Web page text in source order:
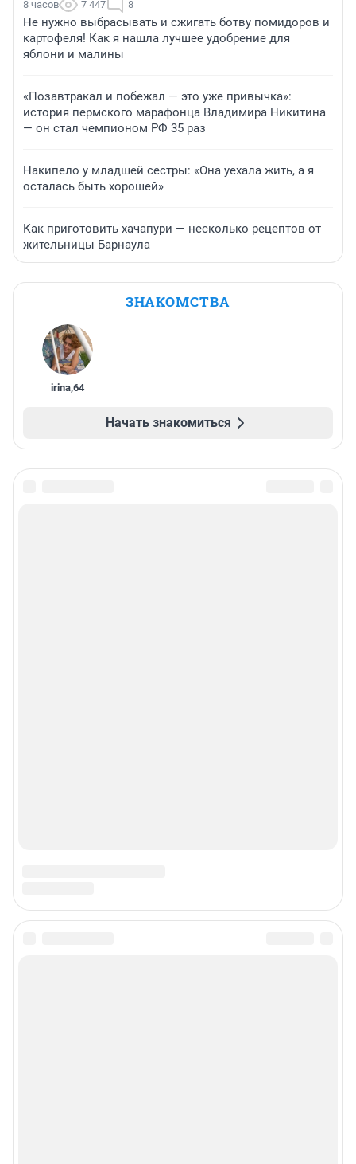
8 часов 7 447 8
Не нужно выбрасывать и сжигать ботву помидоров и
картофеля! Как я нашла лучшее удобрение для
яблони и малины
«Позавтракал и побежал — это уже привычка»:
история пермского марафонца Владимира Никитина
— он стал чемпионом РФ 35 раз
Накипело у младшей сестры: «Она уехала жить, а я
осталась быть хорошей»
Как приготовить хачапури — несколько рецептов от
жительницы Барнаула
ЗНАКОМСТВА
irina,64
Начать знакомиться